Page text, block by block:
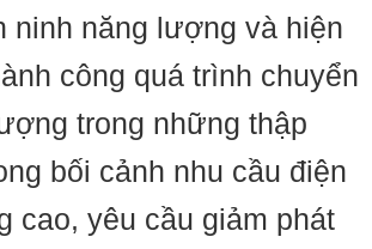
ninh năng lượng và hiện
công quá trình chuyển
trong những thập
bối cảnh nhu cầu điện
cao, yêu cầu giảm phát